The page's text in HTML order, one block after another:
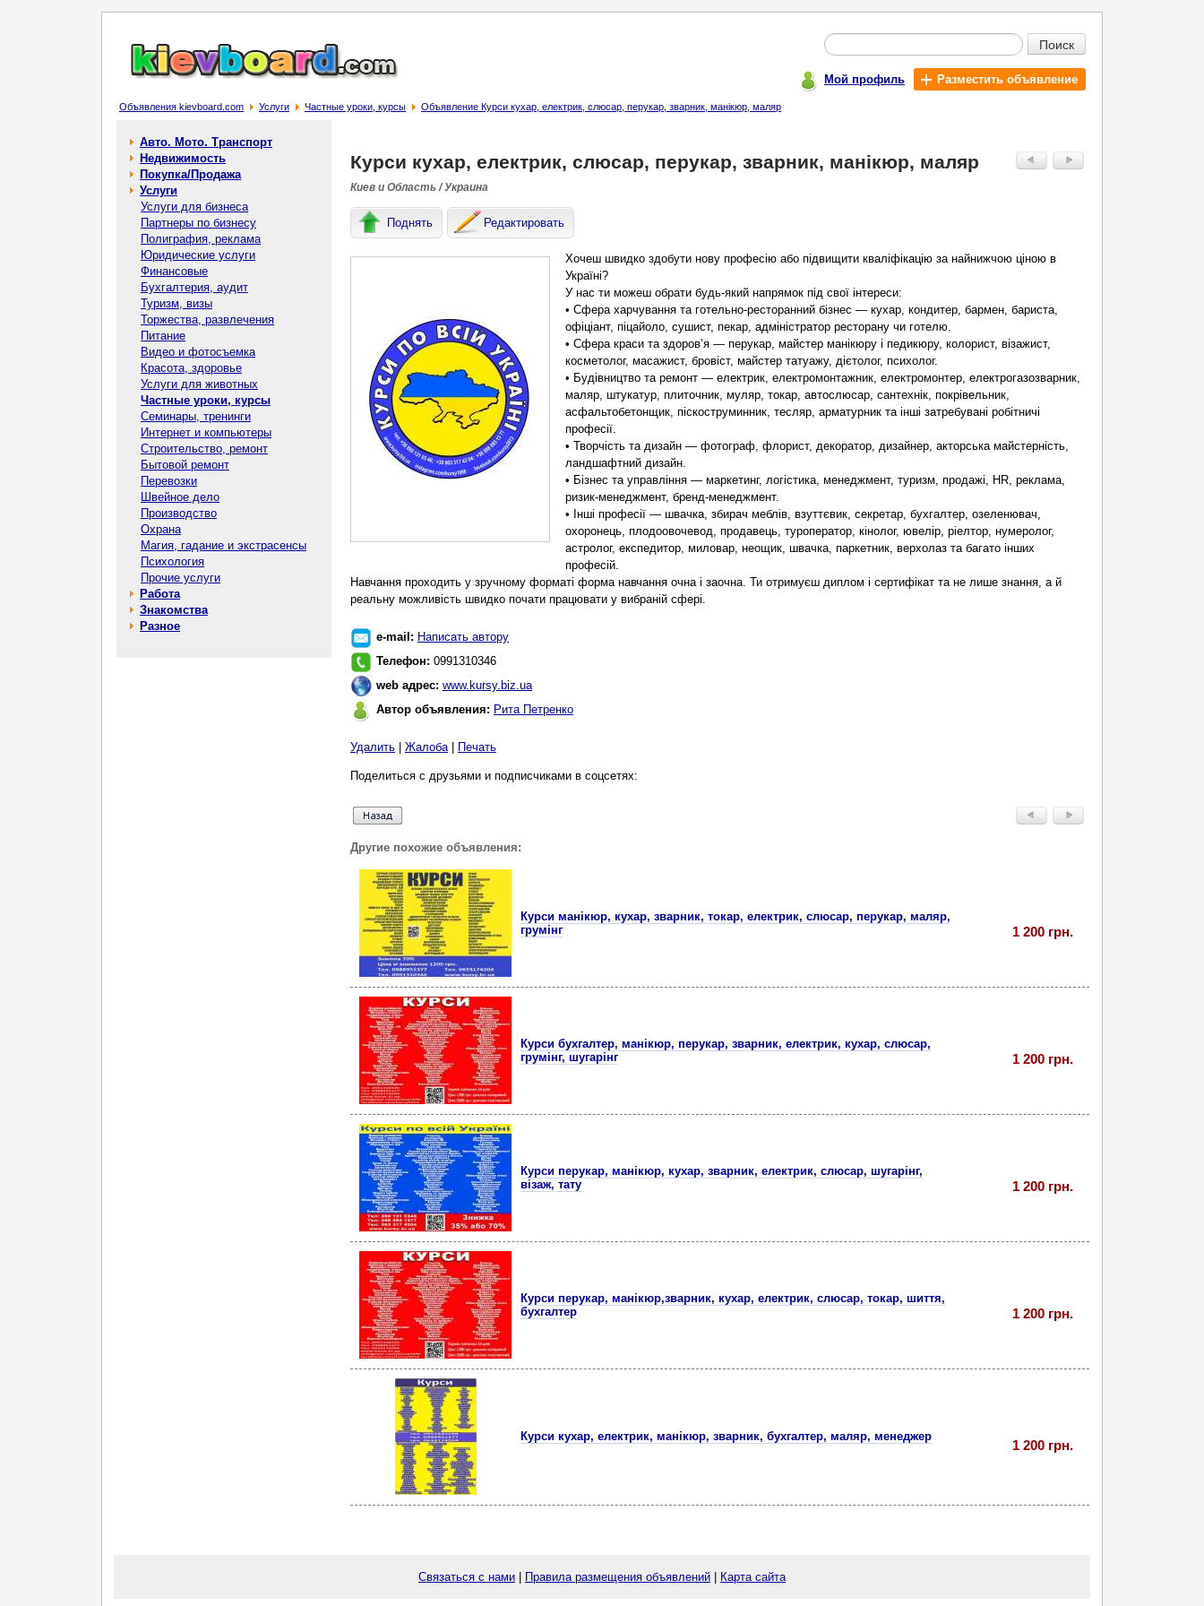
Поиск
Мой профиль Разместить объявление
Объявления kievboard.com Услуги Частные уроки, курсы Объявление Курси кухар, електрик, слюсар, перукар, зварник, манікюр, маляр
Авто. Мото. Транспорт
Недвижимость
Покупка/Продажа
Услуги
Услуги для бизнеса
Партнеры по бизнесу
Полиграфия, реклама
Юридические услуги
Финансовые
Бухгалтерия, аудит
Туризм, визы
Торжества, развлечения
Питание
Видео и фотосъемка
Красота, здоровье
Услуги для животных
Частные уроки, курсы
Семинары, тренинги
Интернет и компьютеры
Строительство, ремонт
Бытовой ремонт
Перевозки
Швейное дело
Производство
Охрана
Магия, гадание и экстрасенсы
Психология
Прочие услуги
Работа
Знакомства
Разное
Курси кухар, електрик, слюсар, перукар, зварник, манікюр, маляр
Киев и Область / Украина
Поднять Редактировать
Хочеш швидко здобути нову професію або підвищити кваліфікацію за найнижчою ціною в
Україні?
У нас ти можеш обрати будь-який напрямок під свої інтереси:
• Сфера харчування та готельно-ресторанний бізнес — кухар, кондитер, бармен, бариста,
офіціант, піцайоло, сушист, пекар, адміністратор ресторану чи готелю.
• Сфера краси та здоров’я — перукар, майстер манікюру і педикюру, колорист, візажист,
косметолог, масажист, бровіст, майстер татуажу, дієтолог, психолог.
• Будівництво та ремонт — електрик, електромонтажник, електромонтер, електрогазозварник,
маляр, штукатур, плиточник, муляр, токар, автослюсар, сантехнік, покрівельник,
асфальтобетонщик, піскоструминник, тесляр, арматурник та інші затребувані робітничі
професії.
• Творчість та дизайн — фотограф, флорист, декоратор, дизайнер, акторська майстерність,
ландшафтний дизайн.
• Бізнес та управління — маркетинг, логістика, менеджмент, туризм, продажі, HR, реклама,
ризик-менеджмент, бренд-менеджмент.
• Інші професії — швачка, збирач меблів, взуттєвик, секретар, бухгалтер, озеленювач,
охоронець, плодоовочевод, продавець, туроператор, кінолог, ювелір, ріелтор, нумеролог,
астролог, експедитор, миловар, неощик, швачка, паркетник, верхолаз та багато інших
професій.
Навчання проходить у зручному форматі форма навчання очна і заочна. Ти отримуєш диплом і сертифікат та не лише знання, а й
реальну можливість швидко почати працювати у вибраній сфері.
e-mail: Написать автору
Телефон: 0991310346
web адрес: www.kursy.biz.ua
Автор объявления: Рита Петренко
Удалить Жалоба| Печать
Поделиться с друзьями и подписчиками в соцсетях:
Другие похожие объявления:
Курси манікюр, кухар, зварник, токар, електрик, слюсар, перукар, маляр,
грумінг
1 200 грн.
Курси бухгалтер, манікюр, перукар, зварник, електрик, кухар, слюсар,
грумінг, шугарінг
1 200 грн.
Курси перукар, манікюр, кухар, зварник, електрик, слюсар, шугарінг,
візаж, тату
1 200 грн.
Курси перукар, манікюр,зварник, кухар, електрик, слюсар, токар, шиття,
бухгалтер
1 200 грн.
Курси кухар, електрик, манікюр, зварник, бухгалтер, маляр, менеджер
1 200 грн.
Связаться с нами Правила размещения объявлений Карта сайта